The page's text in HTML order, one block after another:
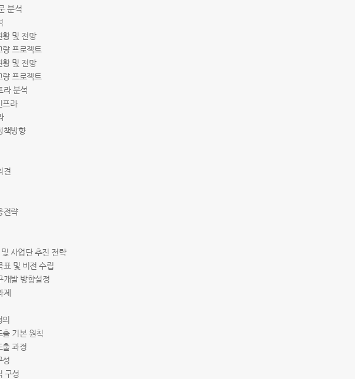
분석
황 및 전망
프로젝트
황 및 전망
프로젝트
라 분석
프라
책방향
견
전략
사업단 추진 전략
표 및 비전 수립
개발 방향설정
제
기본 원칙
출 과정
성
구성